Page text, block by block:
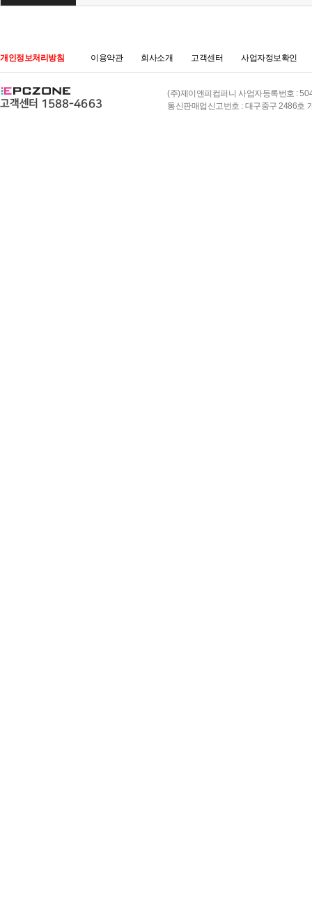
개인정보처리방침 이용약관 회사소개 고객센터 사업자정보확인
(주)제이앤피컴퍼니 사업자등록번호 :
통신판매업신고번호 : 대구중구 2486호